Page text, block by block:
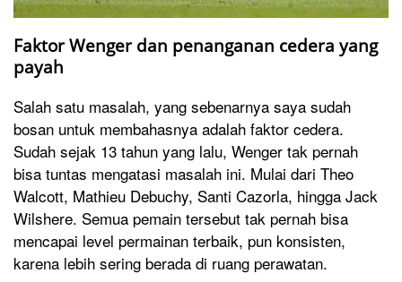
Faktor Wenger dan penanganan cedera yang
payah
Salah satu masalah, yang sebenarnya saya sudah
bosan untuk membahasnya adalah faktor cedera.
Sudah sejak 13 tahun yang lalu, Wenger tak pernah
bisa tuntas mengatasi masalah ini. Mulai dari Theo
Walcott, Mathieu Debuchy, Santi Cazorla, hingga Jack
Wilshere. Semua pemain tersebut tak pernah bisa
mencapai level permainan terbaik, pun konsisten,
karena lebih sering berada di ruang perawatan.